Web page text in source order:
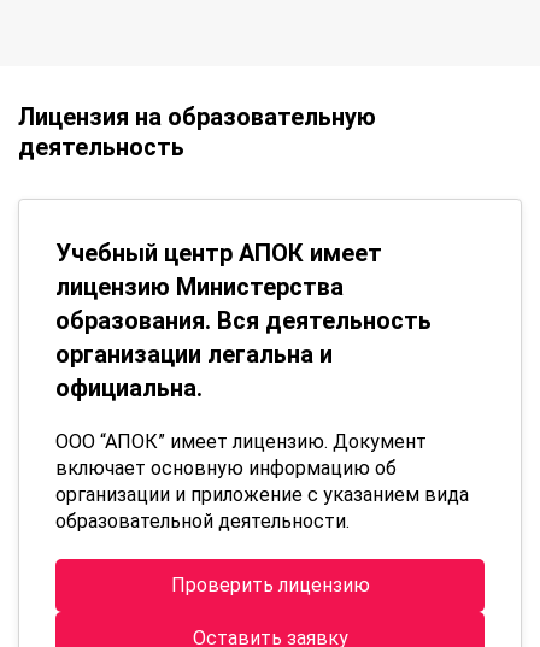
Лицензия на образовательную
деятельность
Учебный центр АПОК имеет
лицензию Министерства
образования. Вся деятельность
организации легальна и
официальна.
ООО “АПОК” имеет лицензию. Документ
включает основную информацию об
организации и приложение с указанием вида
образовательной деятельности.
Проверить лицензию
Оставить заявку